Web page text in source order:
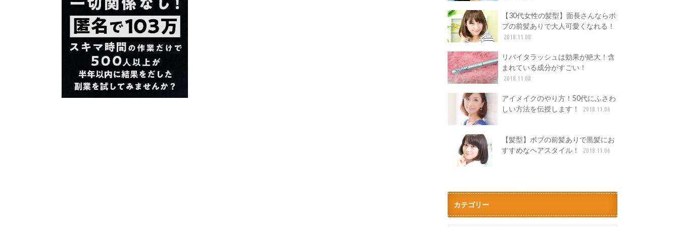
【30代女性の髪型】面長さんならボ
ブの前髪ありで大人可愛くなれる！
2018.11.08
リバイタラッシュは効果が絶大！含
まれている成分がすごい！
2018.11.08
アイメイクのやり方！50代にふさわ
しい方法を伝授します！
2018.11.06
【髪型】ボブの前髪ありで黒髪にお
すすめなヘアスタイル！
2018.11.06
カテゴリー